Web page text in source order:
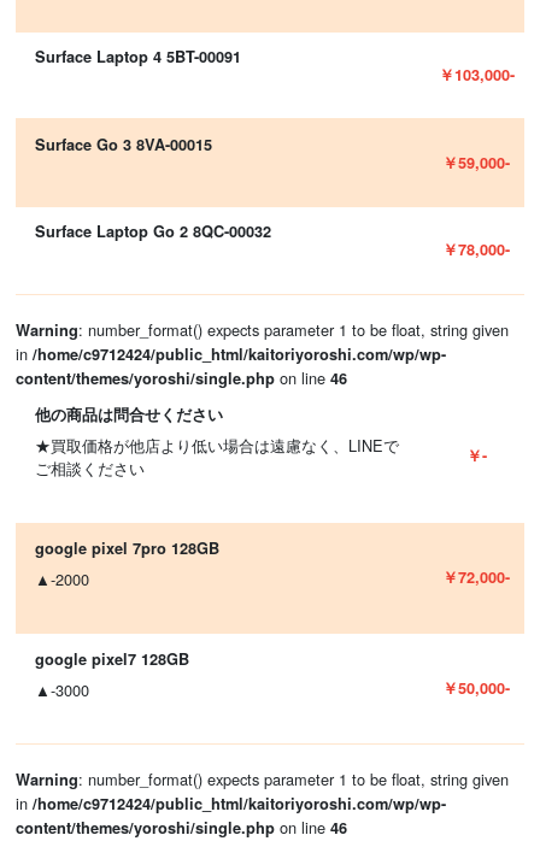
Surface Laptop 4 5BT-00091
￥103,000-
Surface Go 3 8VA-00015
￥59,000-
Surface Laptop Go 2 8QC-00032
￥78,000-
Warning: number_format() expects parameter 1 to be float, string given
in /home/c9712424/public_html/kaitoriyoroshi.com/wp/wp-
content/themes/yoroshi/single.phpon line 46
他の商品は問合せください
★買取価格が他店より低い場合は遠慮なく、LINEで
ご相談ください
￥-
google pixel 7pro 128GB
▲-2000 ￥72,000-
google pixel7 128GB
▲-3000 ￥50,000-
Warning: number_format() expects parameter 1 to be float, string given
in /home/c9712424/public_html/kaitoriyoroshi.com/wp/wp-
content/themes/yoroshi/single.phpon line 46